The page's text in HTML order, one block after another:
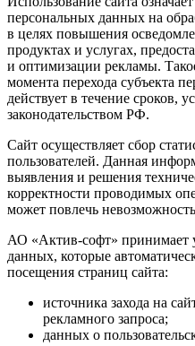
персональных данных на
в целях повышения
продуктах и услугах,
и оптимизации рекламы.
момента перехода субъекта
действует в течение сроков,
законодательством РФ.
Сайт осуществляет сбор
пользователей. Данная
выявления и решения
корректности проводимых
может повлечь
АО «Актив-софт» принимает
данных, которые
посещения страниц сайта:
источника захода на
рекламного запроса;
данных о